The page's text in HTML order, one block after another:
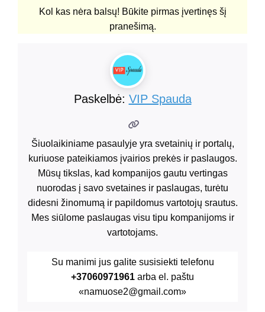
Kol kas nėra balsų! Būkite pirmas įvertinęs šį
pranešimą.
Paskelbė: VIP Spauda
Šiuolaikiniame pasaulyje yra svetainių ir portalų,
kuriuose pateikiamos įvairios prekės ir paslaugos.
Mūsų tikslas, kad kompanijos gautu vertingas
nuorodas į savo svetaines ir paslaugas, turėtu
didesni žinomumą ir papildomus vartotojų srautus.
Mes siūlome paslaugas visu tipu kompanijoms ir
vartotojams.
Su manimi jus galite susisiekti telefonu
+37060971961 arba el. paštu
«namuose2@gmail.com»